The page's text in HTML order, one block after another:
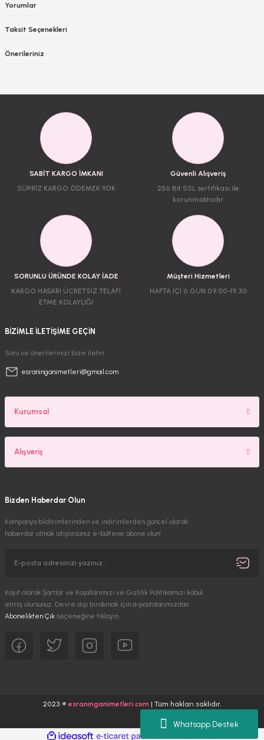
Whatsapp Destek
Yorumlar
Taksit Seçenekleri
Önerileriniz
SABİT KARGO İMKANI
SÜPRİZ KARGO ÖDEMEK YOK
Güvenli Alışveriş
256 Bit SSL sertifikası ile
korunmaktadır
SORUNLU ÜRÜNDE KOLAY İADE
KARGO HASARI ÜCRETSİZ TELAFİ
ETME KOLAYLIĞI
Müşteri Hizmetleri
HAFTA İÇİ 6 GÜN 09.00-19.30
BİZİMLE İLETİŞİME GEÇİN
Soru ve önerilerinizi bize iletin.
esraninganimetleri@gmail.com
Kurumsal
Alışveriş
Bizden Haberdar Olun
Kampanya bildirimlerinden ve indirimlerden güncel olarak
haberdar olmak istiyorsanız e-bültene abone olun!
Kayıt olarak Şartlar ve Koşullarımızı ve Gizlilik Politikamızı kabul
etmiş olursunuz. Devre dışı bırakmak için a-postalarımızdan
Abonelikten Çık seçeneğine tıklayın.
2023 ® esraninganimetleri.com| Tüm hakları saklıdır.
ideasoft